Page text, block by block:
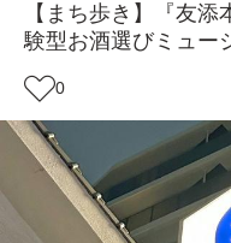
【まち歩き】『友
験型お酒選びミュー
0